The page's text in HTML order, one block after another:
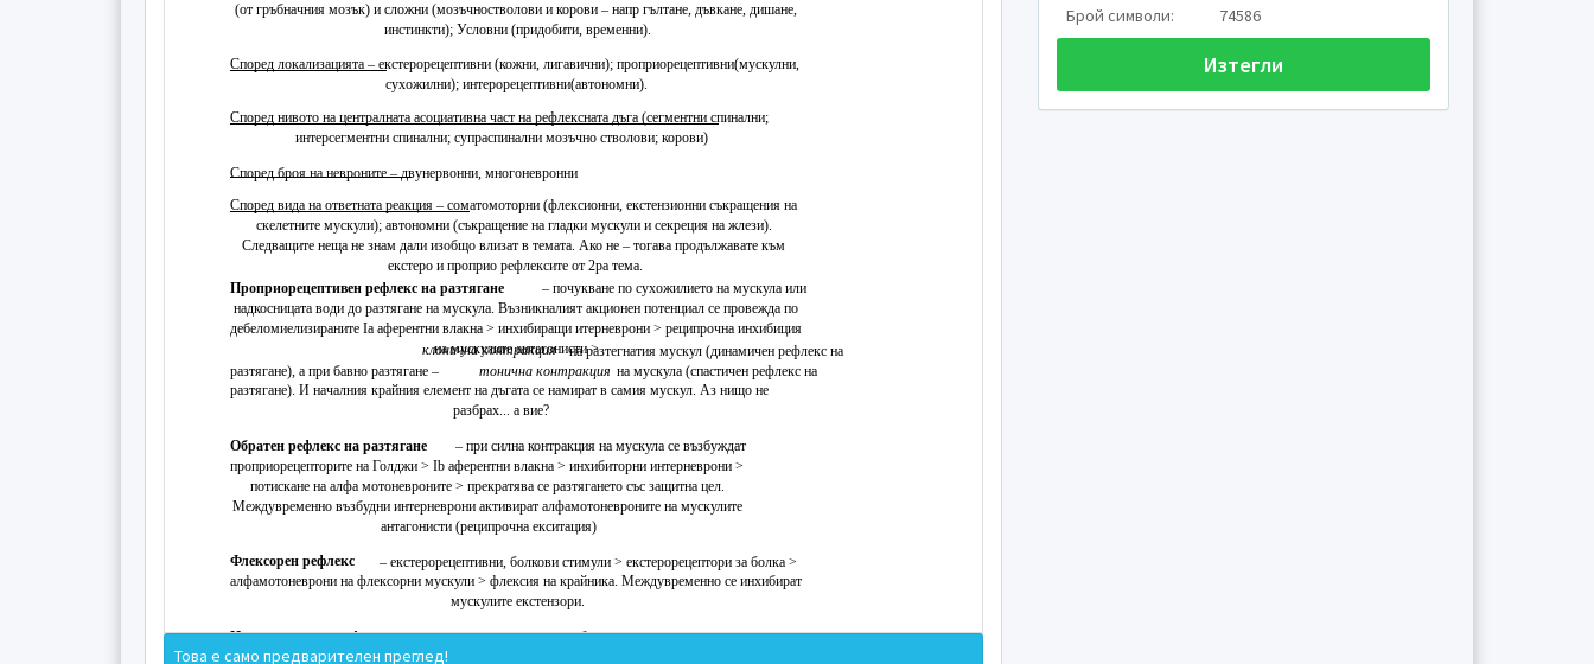
(от гръбначния мозък) и сложни (мозъчностволови и корови – напр гълтане, дъвкане, дишане,
инстинкти); Условни (придобити, временни).
Според локализацията – екстерорецептивни (кожни, лигавични); проприорецептивни(мускулни,
сухожилни); интерорецептивни(автономни).
Според нивото на централната асоциативна част на рефлексната дъга (сегментни спинални;
интерсегментни спинални; супраспинални мозъчно стволови; корови)
Според броя на невроните – двунервонни, многоневронни
Според вида на ответната реакция – сомато­моторни (флексионни, екстензионни съкращения на
скелетните мускули); автономни (съкращение на гладки мускули и секреция на жлези).
Следващите неща не знам дали изобщо влизат в темата. Ако не – тогава продължавате към
екстеро и проприо рефлексите от 2ра тема.
Проприорецептивен рефлекс на разтягане
– почукване по сухожилието на мускула или
надкосницата води до разтягане на мускула. Възникналият акционен потенциал се провежда по
дебеломиелизираните Ia аферентни влакна > инхибиращи итерневрони > реципрочна инхибиция
на мускулите антагонисти >
клонична контракция на разтегнатия мускул (динамичен рефлекс на
разтягане), а при бавно разтягане –
тонична контракция на мускула (спастичен рефлекс на
разтягане). И началния крайния елемент на дъгата се намират в самия мускул. Аз нищо не
разбрах... а вие?
Обратен рефлекс на разтягане
– при силна контракция на мускула се възбуждат
проприорецепторите на Голджи > Ib аферентни влакна > инхибиторни интерневрони >
потискане на алфа мотоневроните > прекратява се разтягането със защитна цел.
Междувременно възбудни интерневрони активират алфа­мотоневроните на мускулите
антагонисти (реципрочна екситация)
Флексорен рефлекс
– екстерорецептивни, болкови стимули > екстерорецептори за болка >
алфа­мотоневрони на флексорни мускули > флексия на крайника. Междувременно се инхибират
мускулите екстензори.
Интерсегментен рефлекс на отдръпване
– при груби екстерорецептивни и проприорецептивни
дразнения > проприорецептивни спинални неврони и интерневрони (сегменти L1­S2)
Това е само предварителен преглед!
Брой символи: 74586
Изтегли